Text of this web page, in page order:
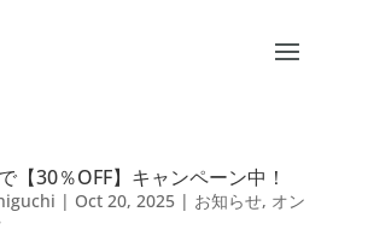
【30％OFF】キャンペーン中！
| Oct 20, 2025| お知らせ, オン